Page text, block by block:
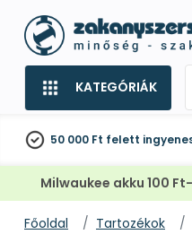
KATEGÓRIÁK
50 000 Ft felett
Milwaukee akku 100 Ft-
Főoldal Tartozékok